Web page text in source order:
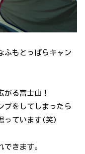
ふもとっぱらキャン
がる富士山！
プをしてしまったら
っています(笑)
きます。